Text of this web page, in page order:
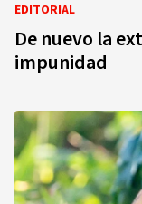
EDITORIAL
De nuevo la
impunidad